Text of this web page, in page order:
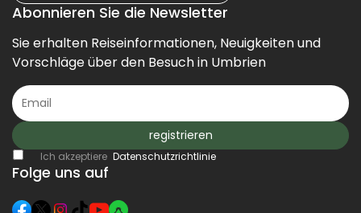
Abonnieren Sie die Newsletter
Sie erhalten Reiseinformationen, Neuigkeiten und
Vorschläge über den Besuch in Umbrien
registrieren
Ich akzeptiere Datenschutzrichtlinie
Folge uns auf